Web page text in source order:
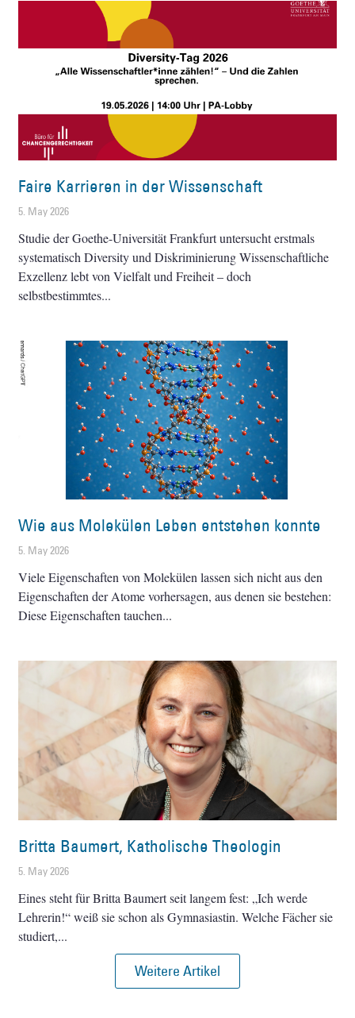
Faire Karrieren in der Wissenschaft
5. May 2026
Studie der Goethe-Universität Frankfurt untersucht erstmals
systematisch Diversity und Diskriminierung Wissenschaftliche
Exzellenz lebt von Vielfalt und Freiheit – doch
selbstbestimmtes
Wie aus Molekülen Leben entstehen konnte
5. May 2026
Viele Eigenschaften von Molekülen lassen sich nicht aus den
Eigenschaften der Atome vorhersagen, aus denen sie bestehen:
Diese Eigenschaften tauchen
Britta Baumert, Katholische Theologin
5. May 2026
Eines steht für Britta Baumert seit langem fest: „Ich werde
Lehrerin!“ weiß sie schon als Gymnasiastin. Welche Fächer sie
studiert,
Weitere Artikel